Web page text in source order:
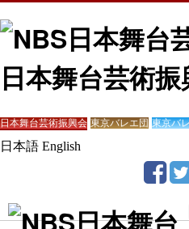
日本舞台芸術
日本舞台芸術振興会 東京バレエ団 東京バ
日本語 English